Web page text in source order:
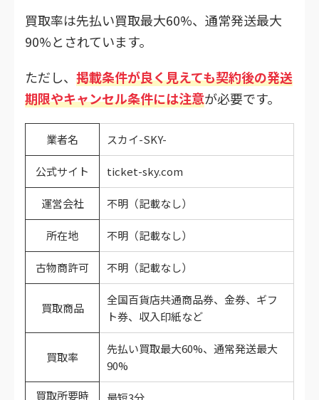
買取率は先払い買取最大60%、通常発送最大
90%とされています。
ただし、 掲載条件が良く見えても契約後の発送
期限やキャンセル条件には注意が必要です。
業者名 スカイ-SKY-
公式サイト ticket-sky.com
運営会社 不明（記載なし）
所在地 不明（記載なし）
古物商許可 不明（記載なし）
買取商品
全国百貨店共通商品券、金券、ギフ
ト券、収入印紙など
買取率
先払い買取最大60%、通常発送最大
90%
買取所要時